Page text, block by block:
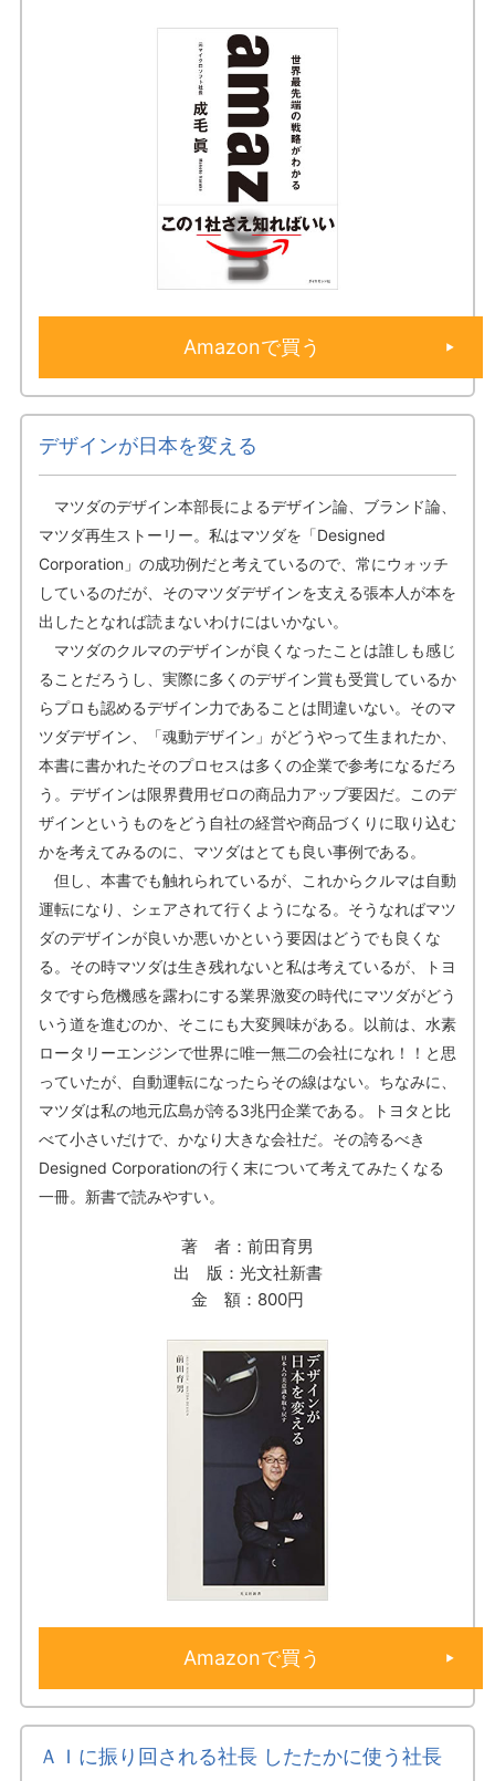
Amazonで買う
デザインが日本を変える
マツダのデザイン本部長によるデザイン論、ブランド論、
マツダ再生ストーリー。私はマツダを「Designed
Corporation」の成功例だと考えているので、常にウォッチ
しているのだが、そのマツダデザインを支える張本人が本を
出したとなれば読まないわけにはいかない。
マツダのクルマのデザインが良くなったことは誰しも感じ
ることだろうし、実際に多くのデザイン賞も受賞しているか
らプロも認めるデザイン力であることは間違いない。そのマ
ツダデザイン、「魂動デザイン」がどうやって生まれたか、
本書に書かれたそのプロセスは多くの企業で参考になるだろ
う。デザインは限界費用ゼロの商品力アップ要因だ。このデ
ザインというものをどう自社の経営や商品づくりに取り込む
かを考えてみるのに、マツダはとても良い事例である。
但し、本書でも触れられているが、これからクルマは自動
運転になり、シェアされて行くようになる。そうなればマツ
ダのデザインが良いか悪いかという要因はどうでも良くな
る。その時マツダは生き残れないと私は考えているが、トヨ
タですら危機感を露わにする業界激変の時代にマツダがどう
いう道を進むのか、そこにも大変興味がある。以前は、水素
ロータリーエンジンで世界に唯一無二の会社になれ！！と思
っていたが、自動運転になったらその線はない。ちなみに、
マツダは私の地元広島が誇る3兆円企業である。トヨタと比
べて小さいだけで、かなり大きな会社だ。その誇るべき
Designed Corporationの行く末について考えてみたくなる
一冊。新書で読みやすい。
著 者：前田育男
出 版：光文社新書
金 額：800円
Amazonで買う
ＡＩに振り回される社長 したたかに使う社長